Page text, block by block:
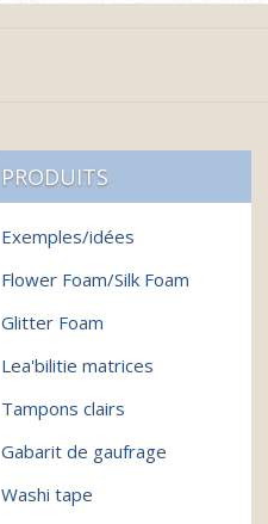
PRODUITS
Exemples/idées
Flower Foam/Silk Foam
Glitter Foam
Lea'bilitie matrices
Tampons clairs
Gabarit de gaufrage
Washi tape